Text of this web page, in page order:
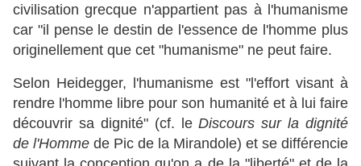
civilisation grecque n'appartient pas à l'humanisme
car "il pense le destin de l'essence de l'homme plus
originellement que cet "humanisme" ne peut faire.
Selon Heidegger, l'humanisme est "l'effort visant à
rendre l'homme libre pour son humanité et à lui faire
découvrir sa dignité" (cf. leDiscours sur la dignité
de l'Homme de Pic de la Mirandole) et se différencie